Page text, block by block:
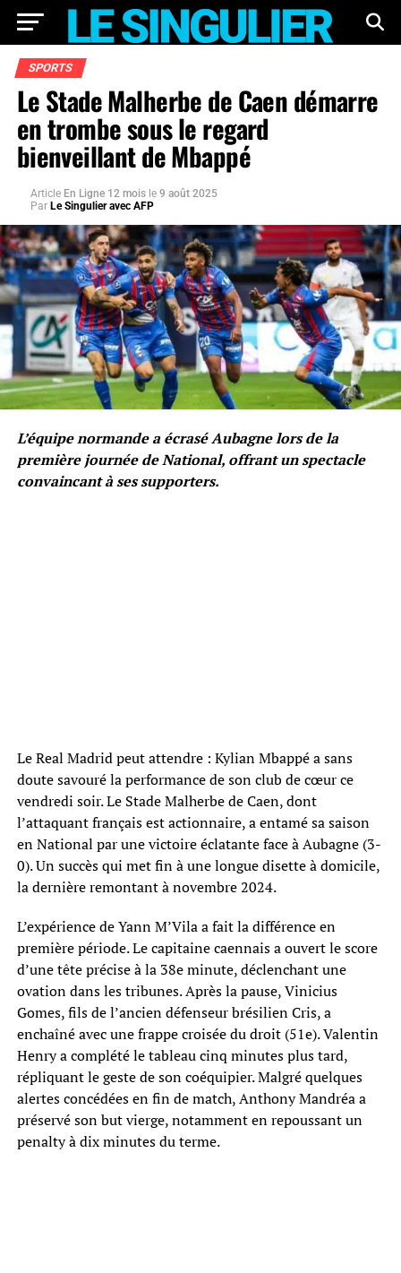
SPORTS
Le Stade Malherbe de Caen démarre
en trombe sous le regard
bienveillant de Mbappé
Article En Ligne 12 mois le 9 août 2025
Par Le Singulier avec AFP
L’équipe normande a écrasé Aubagne lors de la
première journée de National, offrant un spectacle
convaincant à ses supporters.
Le Real Madrid peut attendre : Kylian Mbappé a sans
doute savouré la performance de son club de cœur ce
vendredi soir. Le Stade Malherbe de Caen, dont
l’attaquant français est actionnaire, a entamé sa saison
en National par une victoire éclatante face à Aubagne (3-
0). Un succès qui met fin à une longue disette à domicile,
la dernière remontant à novembre 2024.
L’expérience de Yann M’Vila a fait la différence en
première période. Le capitaine caennais a ouvert le score
d’une tête précise à la 38e minute, déclenchant une
ovation dans les tribunes. Après la pause, Vinicius
Gomes, fils de l’ancien défenseur brésilien Cris, a
enchaîné avec une frappe croisée du droit (51e). Valentin
Henry a complété le tableau cinq minutes plus tard,
répliquant le geste de son coéquipier. Malgré quelques
alertes concédées en fin de match, Anthony Mandréa a
préservé son but vierge, notamment en repoussant un
penalty à dix minutes du terme.